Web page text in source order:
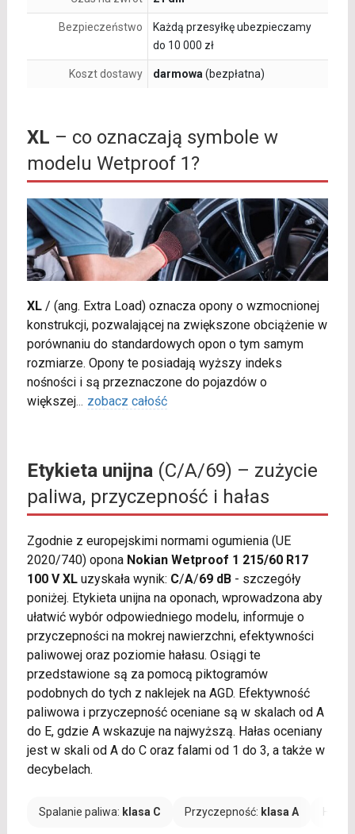
Bezpieczeństwo
Każdą przesyłkę ubezpieczamy
do 10 000 zł
Koszt dostawy darmowa (bezpłatna)
XL – co oznaczają symbole w
modelu Wetproof 1?
XL/ (ang. Extra Load) oznacza opony o wzmocnionej
konstrukcji, pozwalającej na zwiększone obciążenie w
porównaniu do standardowych opon o tym samym
rozmiarze. Opony te posiadają wyższy indeks
nośności i są przeznaczone do pojazdów o
większej... zobacz całość
Etykieta unijna(C/A/69) – zużycie
paliwa, przyczepność i hałas
Zgodnie z europejskimi normami ogumienia (UE
2020/740) opona Nokian Wetproof 1 215/60 R17
100 V XLuzyskała wynik: C/A/69 dB- szczegóły
poniżej. Etykieta unijna na oponach, wprowadzona aby
ułatwić wybór odpowiedniego modelu, informuje o
przyczepności na mokrej nawierzchni, efektywności
paliwowej oraz poziomie hałasu. Osiągi te
przedstawione są za pomocą piktogramów
podobnych do tych z naklejek na AGD. Efektywność
paliwowa i przyczepność oceniane są w skalach od A
do E, gdzie A wskazuje na najwyższą. Hałas oceniany
jest w skali od A do C oraz falami od 1 do 3, a także w
decybelach.
Spalanie paliwa: klasa C Przyczepność: klasa A